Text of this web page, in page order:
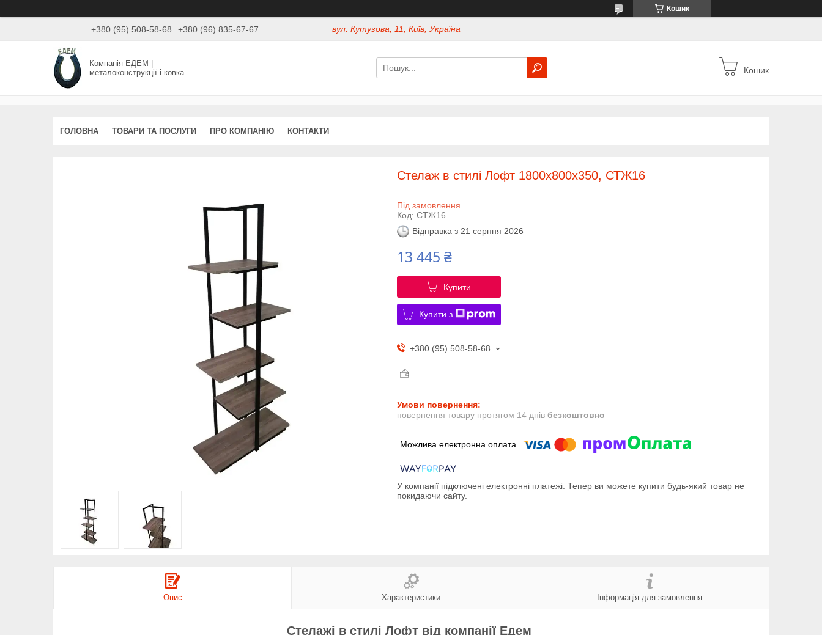
Кошик
+380 (95) 508-58-68 +380 (96) 835-67-67 вул. Кутузова, 11, Київ, Україна
Компанія ЕДЕМ |
металоконструкції і ковка
Кошик
ГОЛОВНА ТОВАРИ ТА ПОСЛУГИ ПРО КОМПАНІЮ КОНТАКТИ
Стелаж в стилі Лофт 1800х800х350, СТЖ16
Під замовлення
Код: СТЖ16
Відправка з 21 серпня 2026
13 445 ₴
Купити
Купити з
+380 (95) 508-58-68
повернення товару протягом 14 днів безкоштовно
У компанії підключені електронні платежі. Тепер ви можете купити будь-який товар не
покидаючи сайту.
Опис Характеристики Інформація для замовлення
Стелажі в стилі Лофт від компанії Едем